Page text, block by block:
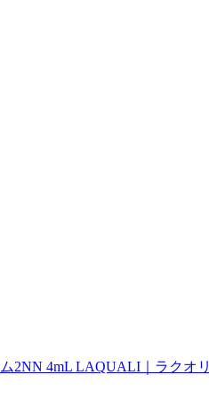
2NN 4mL LAQUALI｜ラクオリ